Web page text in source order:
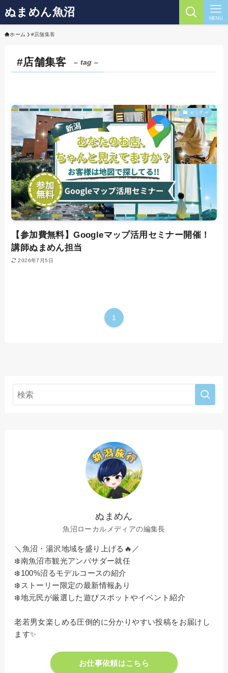
ぬまめん魚沼 MENU
ホーム #店舗集客
#店舗集客 – tag –
セミナー
【参加費無料】Googleマップ活用セミナー開催！
講師ぬまめん担当
2026年7月5日
1
ぬまめん
魚沼ローカルメディアの編集長
＼魚沼・湯沢地域を盛り上げる🔥／
❄️南魚沼市観光アンバサダー就任
❄️100%沼るモデルコースの紹介
❄️ストーリー限定の最新情報あり
❄️地元民が厳選した遊びスポットやイベント紹介
老若男女楽しめる圧倒的に分かりやすい投稿をお届けし
ます✨
お仕事依頼はこちら